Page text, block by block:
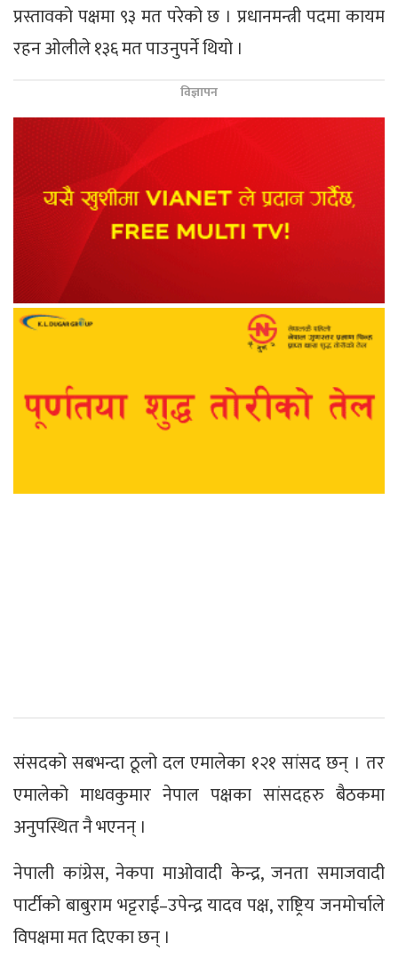
प्रस्तावको पक्षमा ९३ मत परेको छ । प्रधानमन्त्री पदमा कायम
रहन ओलीले १३६ मत पाउनुपर्ने थियो ।
विज्ञापन
संसदको सबभन्दा ठूलो दल एमालेका १२१ सांसद छन् । तर
एमालेको माधवकुमार नेपाल पक्षका सांसदहरु बैठकमा
अनुपस्थित नै भएनन् ।
नेपाली कांग्रेस, नेकपा माओवादी केन्द्र, जनता समाजवादी
पार्टीको बाबुराम भट्टराई–उपेन्द्र यादव पक्ष, राष्ट्रिय जनमोर्चाले
विपक्षमा मत दिएका छन् ।